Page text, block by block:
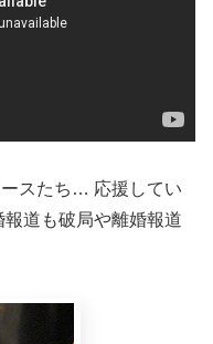
スたち… 応援してい
道も破局や離婚報道